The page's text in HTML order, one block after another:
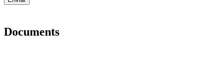
Documents